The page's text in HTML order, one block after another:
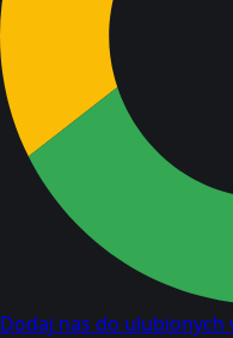
Dodaj nas do ulubionych